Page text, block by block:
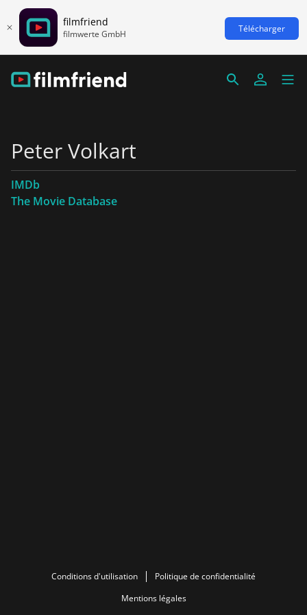
filmfriend
filmwerte GmbH Télécharger
Peter Volkart
IMDb
The Movie Database
Conditions d'utilisation
Politique de confidentialité
Mentions légales